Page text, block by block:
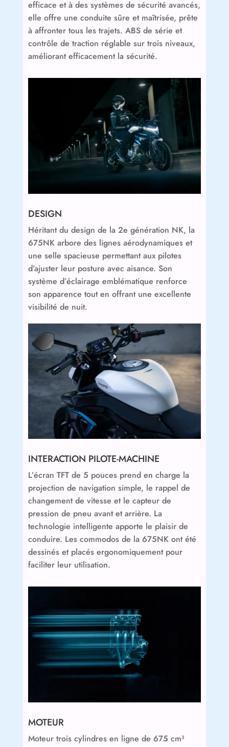
efficace et à des systèmes de sécurité avancés,
elle offre une conduite sûre et maîtrisée, prête
à affronter tous les trajets. ABS de série et
contrôle de traction réglable sur trois niveaux,
améliorant efficacement la sécurité.
DESIGN
Héritant du design de la 2e génération NK, la
675NK arbore des lignes aérodynamiques et
une selle spacieuse permettant aux pilotes
d’ajuster leur posture avec aisance. Son
système d’éclairage emblématique renforce
son apparence tout en offrant une excellente
visibilité de nuit.
INTERACTION PILOTE-MACHINE
L’écran TFT de 5 pouces prend en charge la
projection de navigation simple, le rappel de
changement de vitesse et le capteur de
pression de pneu avant et arrière. La
technologie intelligente apporte le plaisir de
conduire. Les commodos de la 675NK ont été
dessinés et placés ergonomiquement pour
faciliter leur utilisation.
MOTEUR
Moteur trois cylindres en ligne de 675 cm³